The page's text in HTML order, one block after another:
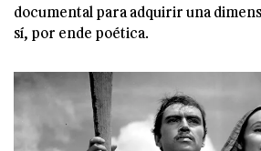
documental para adquirir una
sí, por ende poética.